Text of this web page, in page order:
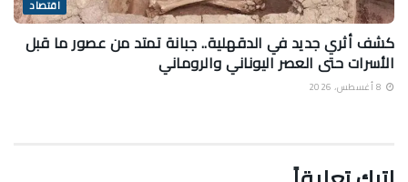
اقتصاد
كشف أثري جديد في الدقهلية.. جبانة تمتد من عصور ما قبل
الأسرات حتى العصر اليوناني والروماني